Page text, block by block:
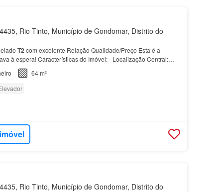
Rio Tinto, Município de Gondomar, Distrito do
T2com excelente Relação Qualidade/Preço Esta é a
à espera! Características do Imóvel: - Localização Central:
de um edifício de 3 pisos com elevador, este apa…
64 m²
Rio Tinto, Município de Gondomar, Distrito do